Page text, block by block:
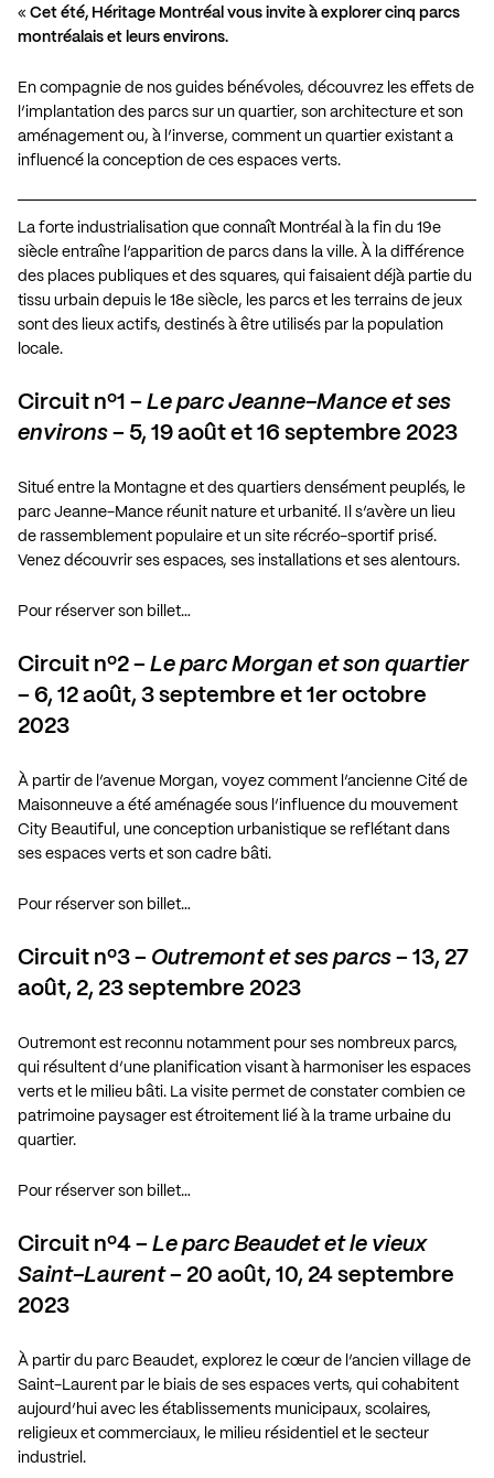
« Cet été, Héritage Montréal vous invite à explorer cinq parcs
montréalais et leurs environs.
En compagnie de nos guides bénévoles, découvrez les effets de
l’implantation des parcs sur un quartier, son architecture et son
aménagement ou, à l’inverse, comment un quartier existant a
influencé la conception de ces espaces verts.
La forte industrialisation que connaît Montréal à la fin du 19e
siècle entraîne l’apparition de parcs dans la ville. À la différence
des places publiques et des squares, qui faisaient déjà partie du
tissu urbain depuis le 18e siècle, les parcs et les terrains de jeux
sont des lieux actifs, destinés à être utilisés par la population
locale.
Circuit nº1 – Le parc Jeanne-Mance et ses
environs – 5, 19 août et 16 septembre 2023
Situé entre la Montagne et des quartiers densément peuplés, le
parc Jeanne-Mance réunit nature et urbanité. Il s’avère un lieu
de rassemblement populaire et un site récréo-sportif prisé.
Venez découvrir ses espaces, ses installations et ses alentours.
Pour réserver son billet…
Circuit nº2 – Le parc Morgan et son quartier
– 6, 12 août, 3 septembre et 1er octobre
2023
À partir de l’avenue Morgan, voyez comment l’ancienne Cité de
Maisonneuve a été aménagée sous l’influence du mouvement
City Beautiful, une conception urbanistique se reflétant dans
ses espaces verts et son cadre bâti.
Pour réserver son billet…
Circuit nº3 – Outremont et ses parcs – 13, 27
août, 2, 23 septembre 2023
Outremont est reconnu notamment pour ses nombreux parcs,
qui résultent d’une planification visant à harmoniser les espaces
verts et le milieu bâti. La visite permet de constater combien ce
patrimoine paysager est étroitement lié à la trame urbaine du
quartier.
Pour réserver son billet…
Circuit nº4 – Le parc Beaudet et le vieux
Saint-Laurent– 20 août, 10, 24 septembre
2023
À partir du parc Beaudet, explorez le cœur de l’ancien village de
Saint-Laurent par le biais de ses espaces verts, qui cohabitent
aujourd’hui avec les établissements municipaux, scolaires,
religieux et commerciaux, le milieu résidentiel et le secteur
industriel.